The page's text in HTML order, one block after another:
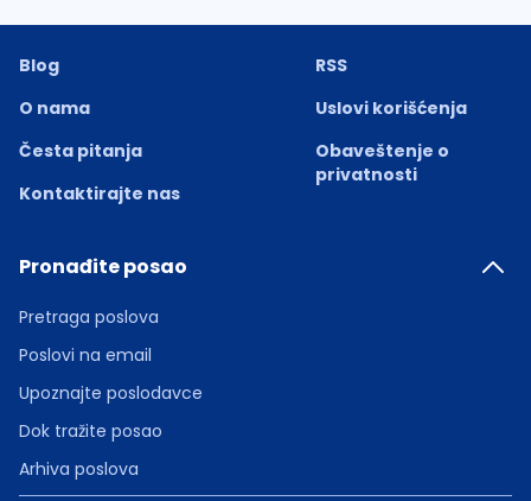
Blog
O nama
Česta pitanja
Kontaktirajte nas
RSS
Uslovi korišćenja
Obaveštenje o
privatnosti
Pronađite posao
Pretraga poslova
Poslovi na email
Upoznajte poslodavce
Dok tražite posao
Arhiva poslova